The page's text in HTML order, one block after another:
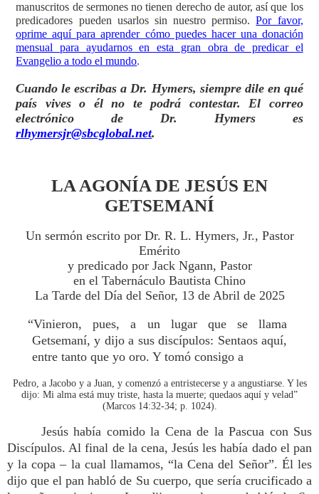
manuscritos de sermones no tienen derecho de autor, así que los
predicadores pueden usarlos sin nuestro permiso.Por favor,
oprime aquí para aprender cómo puedes hacer una donación
mensual para ayudarnos en esta gran obra de predicar el
Evangelio a todo el mundo.
Cuando le escribas a Dr. Hymers, siempre dile en qué
país vives o él no te podrá contestar. El correo
electrónico de Dr. Hymers es
rlhymersjr@sbcglobal.net.
LA AGONÍA DE JESÚS EN
GETSEMANÍ
Un sermón escrito por Dr. R. L. Hymers, Jr., Pastor
Emérito
y predicado por Jack Ngann, Pastor
en el Tabernáculo Bautista Chino
La Tarde del Día del Señor, 13 de Abril de 2025
“Vinieron, pues, a un lugar que se llama
Getsemaní, y dijo a sus discípulos: Sentaos aquí,
entre tanto que yo oro. Y tomó consigo a
Pedro, a Jacobo y a Juan, y comenzó a entristecerse y a angustiarse. Y les
dijo: Mi alma está muy triste, hasta la muerte; quedaos aquí y velad”
(Marcos 14:32-34; p. 1024).
Jesús había comido la Cena de la Pascua con Sus
Discípulos. Al final de la cena, Jesús les había dado el pan
y la copa – la cual llamamos, “la Cena del Señor”. Él les
dijo que el pan habló de Su cuerpo, que sería crucificado a